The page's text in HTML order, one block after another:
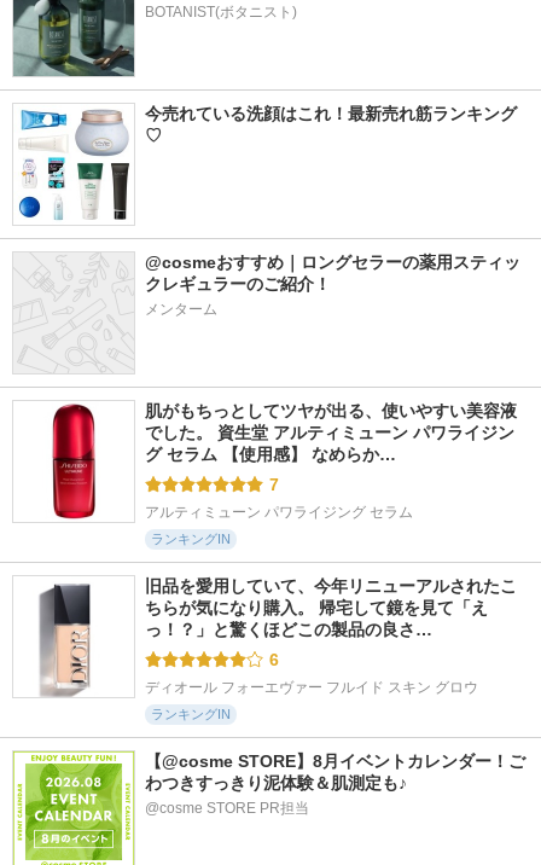
BOTANIST(ボタニスト)
今売れている洗顔はこれ！最新売れ筋ランキング
♡
@cosmeおすすめ｜ロングセラーの薬用スティッ
クレギュラーのご紹介！
メンターム
肌がもちっとしてツヤが出る、使いやすい美容液
でした。 資生堂 アルティミューン パワライジン
グ セラム 【使用感】 なめらか…
7
アルティミューン パワライジング セラム
ランキングIN
旧品を愛用していて、今年リニューアルされたこ
ちらが気になり購入。 帰宅して鏡を見て「え
っ！？」と驚くほどこの製品の良さ…
6
ディオール フォーエヴァー フルイド スキン グロウ
ランキングIN
【@cosme STORE】8月イベントカレンダー！ご
わつきすっきり泥体験＆肌測定も♪
@cosme STORE PR担当